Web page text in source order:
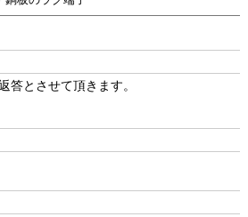
答とさせて頂きます。